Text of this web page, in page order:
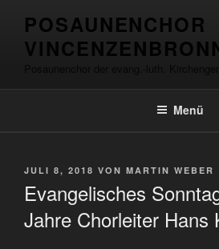
springen
springen
POSAUNENCHOR
Menü
VERÖFFENTLICHT
JULI 8, 2018 VON MARTIN WEBER
Evangelisches
Jahre Chorleiter Hans